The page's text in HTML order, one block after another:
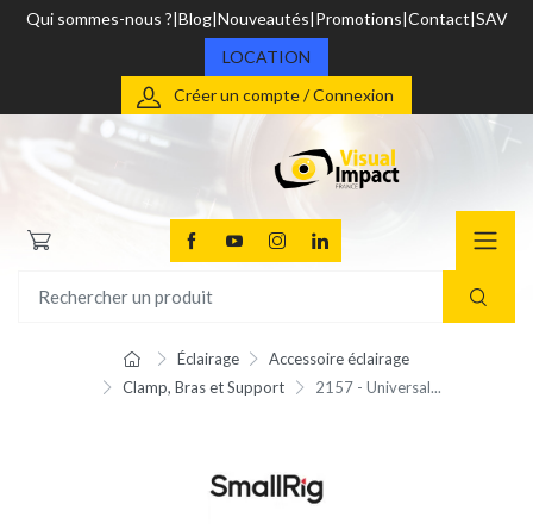
Qui sommes-nous ? Blog Nouveautés Promotions Contact SAV
LOCATION
Créer un compte / Connexion
Éclairage
Accessoire éclairage
Clamp, Bras et Support
2157 - Universal...